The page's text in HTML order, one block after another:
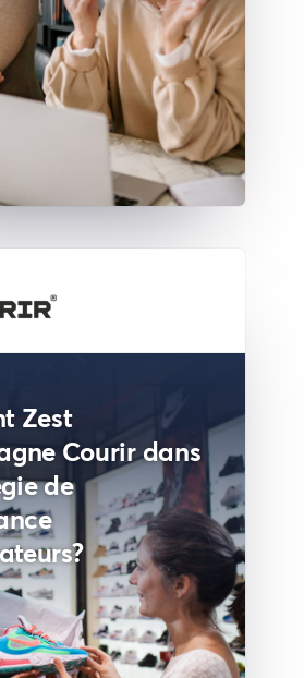
Zest
Courir dans
de